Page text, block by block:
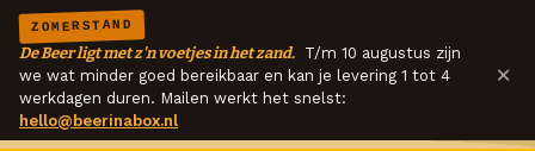
ZOMERSTAND
De Beer ligt met z'n voetjes in het zand. T/m 10 augustus zijn
we wat minder goed bereikbaar en kan je levering 1 tot 4
werkdagen duren. Mailen werkt het snelst:
hello@beerinabox.nl
×